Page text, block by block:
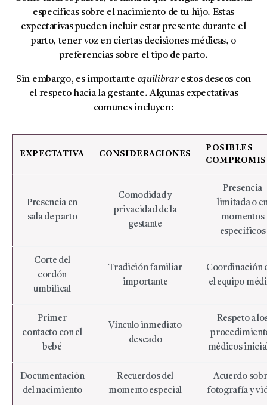
específicas sobre el nacimiento de tu hijo. Estas
expectativas pueden incluir estar presente durante el
parto, tener voz en ciertas decisiones médicas, o
preferencias sobre el tipo de parto.
Sin embargo, es importante equilibrarestos deseos con
el respeto hacia la gestante. Algunas expectativas
comunes incluyen:
EXPECTATIVA CONSIDERACIONES
POSIBLES
Presencia en
sala de parto
Comodidad y
privacidad de la
gestante
Presencia
limitada o
momentos
específicos
Corte del
cordón
umbilical
Tradición familiar
importante
Coordinación
el equipo
Primer
contacto con el
bebé
Vínculo inmediato
deseado
Respeto a
médicos
Documentación
del nacimiento
Recuerdos del
momento especial
Acuerdo
fotografía y